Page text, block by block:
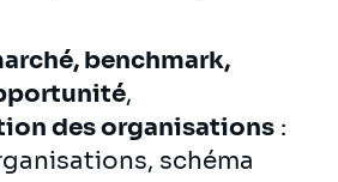
benchmark,
,
des organisations :
schéma